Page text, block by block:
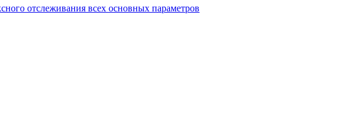
отслеживания всех основных параметров